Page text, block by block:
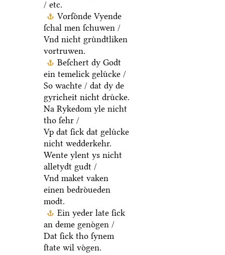
/ etc.
Vorſoͤnde Vyende
ſchal men ſchuwen /
Vnd nicht gruͤndtliken
vortruwen.
Beſchert dy Godt
ein temelick geluͤcke /
So wachte / dat dy de
gyricheit nicht druͤcke.
Na Rykedom yle nicht
tho ſehr /
Vp dat ſick dat geluͤcke
nicht wedderkehr.
Wente ylent ys nicht
alletydt gudt /
Vnd maket vaken
einen bedroͤueden
modt.
Ein yeder late ſick
an deme genoͤgen /
Dat ſick tho ſynem
ſtate wil voͤgen.